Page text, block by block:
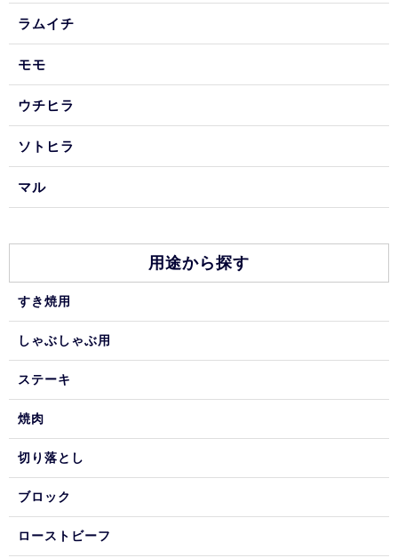
ラムイチ
モモ
ウチヒラ
ソトヒラ
マル
用途から探す
すき焼用
しゃぶしゃぶ用
ステーキ
焼肉
切り落とし
ブロック
ローストビーフ